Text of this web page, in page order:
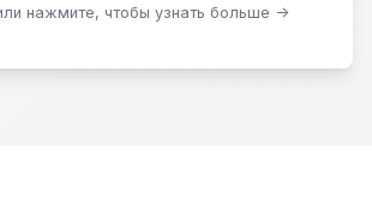
нажмите, чтобы узнать больше →
Скачать образцы